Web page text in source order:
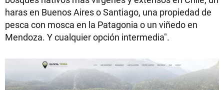
haras en Buenos Aires o Santiago, una propiedad de
pesca con mosca en la Patagonia o un viñedo en
Mendoza. Y cualquier opción intermedia".